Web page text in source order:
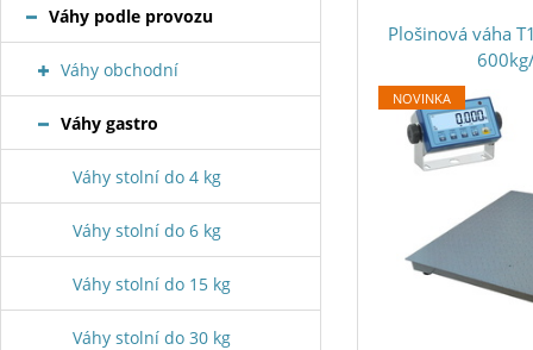
Plošinová váha
NOVINKA
Váhy podle provozu
Váhy obchodní
Váhy gastro
Váhy stolní do 4 kg
Váhy stolní do 6 kg
Váhy stolní do 15 kg
Váhy stolní do 30 kg